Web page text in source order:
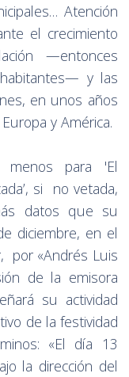
Atención
el crecimiento
—entonces
y las
en unos años
y América.
para 'El
si no vetada,
datos que su
diciembre, en el
por «Andrés Luis
de la emisora
su actividad
de la festividad
«El día 13
la dirección del